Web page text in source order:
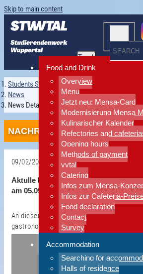
Skip to main content
Toggle
navigation
Food and Drink
Overview
Menu
Jetzt neu: Mensa-Card
Modernisierung Mensa
Kulinarischer Kalender
Refectories and
Opening hours
Methods of payment
vytal
Catering
Infos zum Mensa-
Infos zur Cafeteria-
Food declaration
Contact
Survey
Accommodation
Searching for
Halls of residence
Students Services Wuppertal
News
News Detailansicht
NACHRICHTEN
09/02/2025
Aktulle Informationen:
am 05.09.2025
An diesem Tag bleiben Wohnraumservice,
gastronomische Einrichtungen geschlossen.